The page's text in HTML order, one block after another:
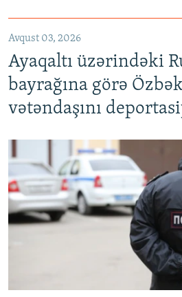
Avqust 03, 2026
Ayaqaltı üzərindəki
bayrağına görə
vətəndaşını